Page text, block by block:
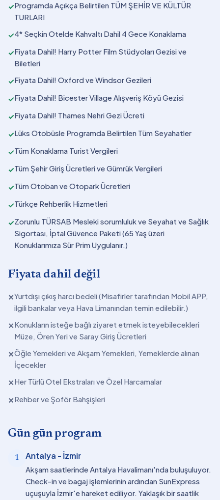
✓Programda Açıkça Belirtilen TÜM ŞEHİR VE KÜLTÜR
TURLARI
✓4* Seçkin Otelde Kahvaltı Dahil 4 Gece Konaklama
✓Fiyata Dahil! Harry Potter Film Stüdyoları Gezisi ve
Biletleri
✓Fiyata Dahil! Oxford ve Windsor Gezileri
✓Fiyata Dahil! Bicester Village Alışveriş Köyü Gezisi
✓Fiyata Dahil! Thames Nehri Gezi Ücreti
✓Lüks Otobüsle Programda Belirtilen Tüm Seyahatler
✓Tüm Konaklama Turist Vergileri
✓Tüm Şehir Giriş Ücretleri ve Gümrük Vergileri
✓Tüm Otoban ve Otopark Ücretleri
✓Türkçe Rehberlik Hizmetleri
✓Zorunlu TÜRSAB Mesleki sorumluluk ve Seyahat ve Sağlık
Sigortası, İptal Güvence Paketi (65 Yaş üzeri
Konuklarımıza Sür Prim Uygulanır.)
Fiyata dahil değil
✕Yurtdışı çıkış harcı bedeli (Misafirler tarafından Mobil APP,
ilgili bankalar veya Hava Limanından temin edilebilir.)
✕Konukların isteğe bağlı ziyaret etmek isteyebilecekleri
Müze, Ören Yeri ve Saray Giriş Ücretleri
✕Öğle Yemekleri ve Akşam Yemekleri, Yemeklerde alınan
İçecekler
✕Her Türlü Otel Ekstraları ve Özel Harcamalar
✕Rehber ve Şoför Bahşişleri
Gün gün program
1 Antalya - İzmir
Akşam saatlerinde Antalya Havalimanı'nda buluşuluyor.
Check-in ve bagaj işlemlerinin ardından SunExpress
uçuşuyla İzmir'e hareket ediliyor. Yaklaşık bir saatlik